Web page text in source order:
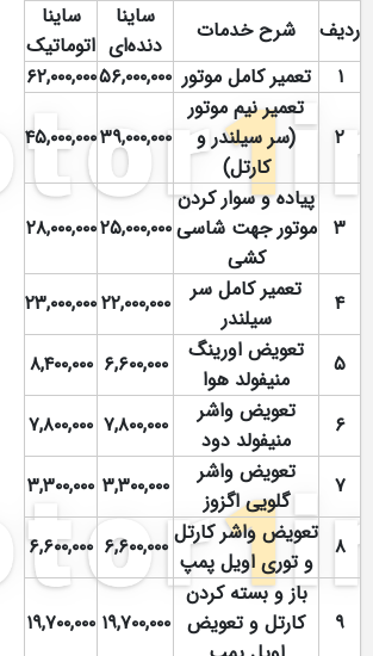
ردیف شرح خدمات
ساینا
دنده‌ای
ساینا
اتوماتیک
۱
تعمیر کامل موتور ۵۶,۰۰۰,۰۰۰۶۲,۰۰۰,۰۰۰
۲
تعمیر نیم موتور
(سر سیلندر و
کارتل)
۳۹,۰۰۰,۰۰۰۴۵,۰۰۰,۰۰۰
۳
پیاده و سوار کردن
موتور جهت شاسی
کشی
۲۵,۰۰۰,۰۰۰۲۸,۰۰۰,۰۰۰
۴
تعمیر کامل سر
سیلندر
۲۲,۰۰۰,۰۰۰۲۳,۰۰۰,۰۰۰
۵
تعویض اورینگ
منیفولد هوا
۶,۶۰۰,۰۰۰ ۸,۴۰۰,۰۰۰
۶
تعویض واشر
منیفولد دود
۷,۸۰۰,۰۰۰ ۷,۸۰۰,۰۰۰
۷
تعویض واشر
گلویی اگزوز
۳,۳۰۰,۰۰۰ ۳,۳۰۰,۰۰۰
۸ تعویض واشر کارتل
و توری اویل پمپ
۶,۶۰۰,۰۰۰ ۶,۶۰۰,۰۰۰
۹
باز و بسته کردن
کارتل و تعویض ۱۹,۷۰۰,۰۰۰ ۱۹,۷۰۰,۰۰۰